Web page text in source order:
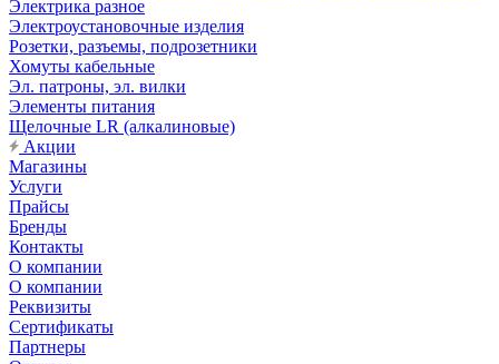
Электрика разное
Электроустановочные изделия
Розетки, разъемы, подрозетники
Хомуты кабельные
Эл. патроны, эл. вилки
Элементы питания
Щелочные LR (алкалиновые)
Акции
Магазины
Услуги
Прайсы
Бренды
Контакты
О компании
О компании
Реквизиты
Сертификаты
Партнеры